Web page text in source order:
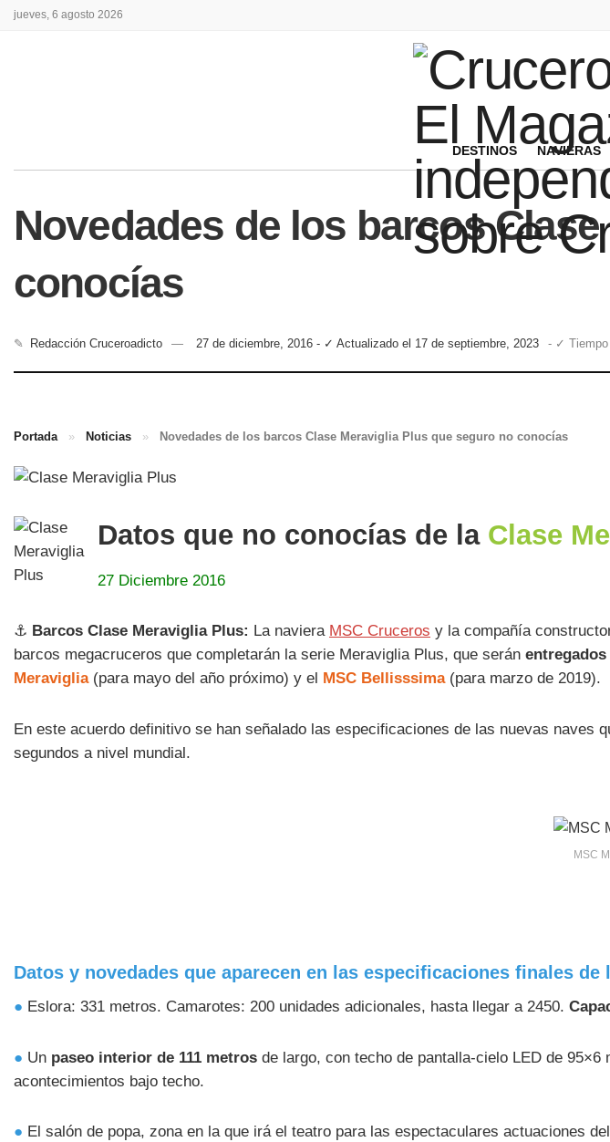
jueves, 6 agosto 2026
DESTINOS NAVIERAS
Novedades de los barcos
conocías
✎ Redacción Cruceroadicto 27 de diciembre, 2016 - ✓ Actualizado el 17 de septiembre, 2023 - ✓ Tiempo
Portada » Noticias » Novedades de los barcos Clase Meraviglia Plus que seguro no conocías
Datos que no conocías de laClase
27 Diciembre 2016
⚓ Barcos Clase Meraviglia Plus: La naviera MSC Cruceros y la compañía
barcos megacruceros que completarán la serie Meraviglia Plus, que serán entregados
Meraviglia(para mayo del año próximo) y el MSC Bellisssima(para marzo de 2019).
En este acuerdo definitivo se han señalado las especificaciones de las nuevas naves
segundos a nivel mundial.
MSC
Datos y novedades que aparecen en las especificaciones finales
● Eslora: 331 metros. Camarotes: 200 unidades adicionales, hasta llegar a 2450.
● Un paseo interior de 111 metros de largo, con techo de pantalla-cielo LED de
acontecimientos bajo techo.
● El salón de popa, zona en la que irá el teatro para las espectaculares actuaciones del